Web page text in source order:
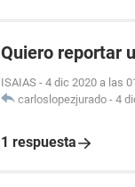
Quiero reportar
ISAIAS - 4 dic 2020 a las
carloslopezjurado - 4
1 respuesta